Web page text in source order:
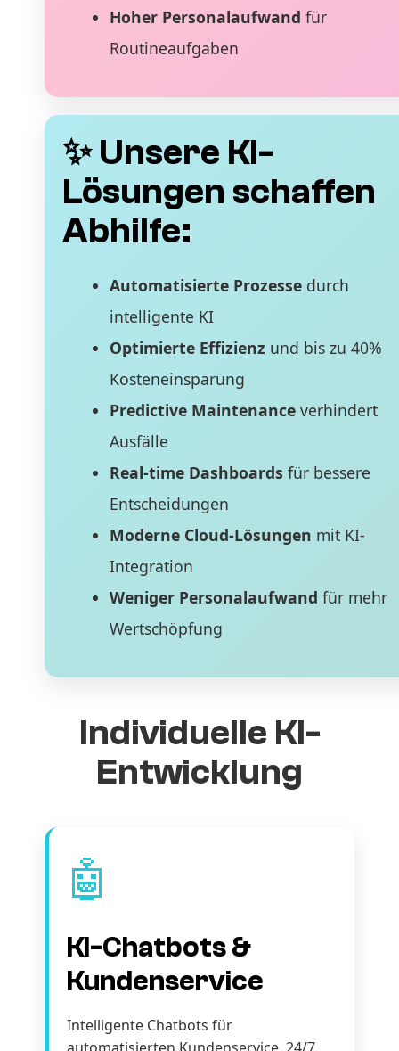
Hoher Personalaufwand für
Routineaufgaben
✨ Unsere KI-
Lösungen schaffen
Abhilfe:
Automatisierte Prozessedurch
intelligente KI
Optimierte Effizienz und bis zu 40%
Kosteneinsparung
Predictive Maintenanceverhindert
Ausfälle
Real-time Dashboards für bessere
Entscheidungen
Moderne Cloud-Lösungen mit KI-
Integration
Weniger Personalaufwand für mehr
Wertschöpfung
Individuelle KI-
Entwicklung
🤖
KI-Chatbots &
Kundenservice
Intelligente Chatbots für